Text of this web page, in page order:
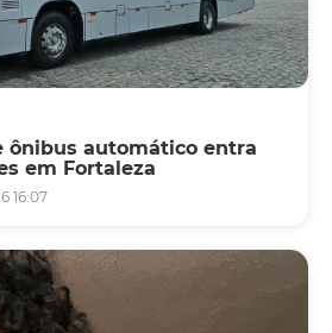
ônibus automático entra
em Fortaleza
16:07